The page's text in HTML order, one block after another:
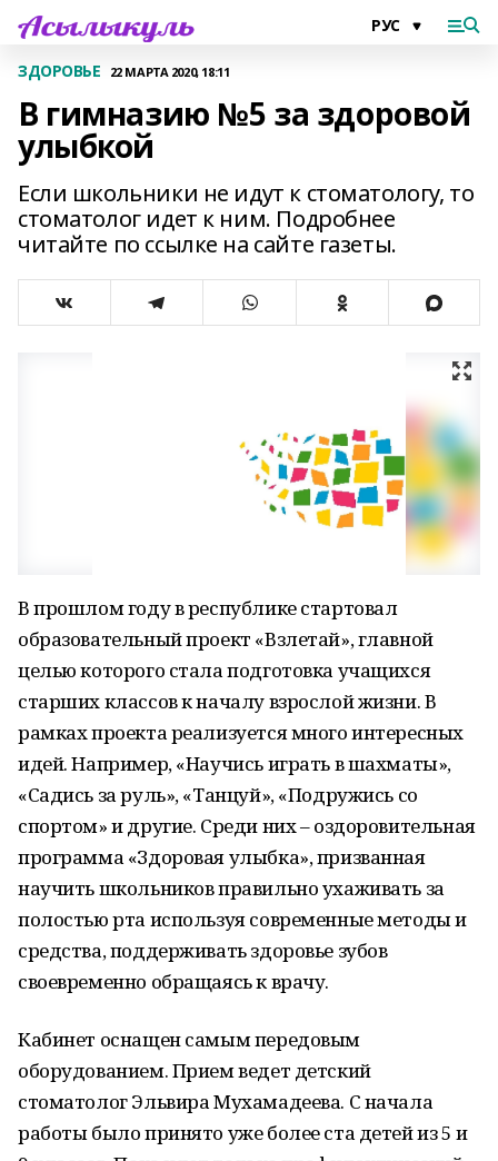
ЗДОРОВЬЕ 22 МАРТА 2020, 18:11
В гимназию №5 за здоровой
улыбкой
Если школьники не идут к стоматологу, то
стоматолог идет к ним. Подробнее
читайте по ссылке на сайте газеты.
В прошлом году в республике стартовал
образовательный проект «Взлетай», главной
целью которого стала подготовка учащихся
старших классов к началу взрослой жизни. В
рамках проекта реализуется много интересных
идей. Например, «Научись играть в шахматы»,
«Садись за руль», «Танцуй», «Подружись со
спортом» и другие. Среди них – оздоровительная
программа «Здоровая улыбка», призванная
научить школьников правильно ухаживать за
полостью рта используя современные методы и
средства, поддерживать здоровье зубов
своевременно обращаясь к врачу.
Кабинет оснащен самым передовым
оборудованием. Прием ведет детский
стоматолог Эльвира Мухамадеева. С начала
работы было принято уже более ста детей из 5 и